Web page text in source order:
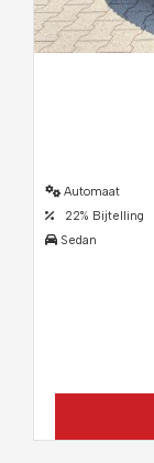
Automaat
22% Bijtelling
Sedan